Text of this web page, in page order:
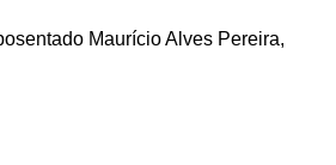
Maurício Alves Pereira,